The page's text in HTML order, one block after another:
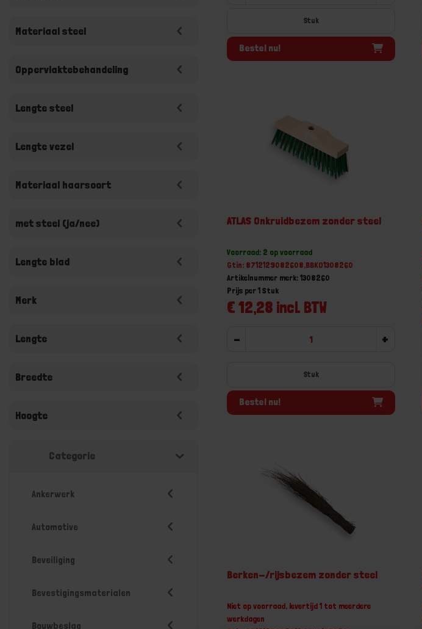
Materiaal steel
Oppervlaktebehandeling
Lengte steel
Lengte vezel
Materiaal haarsoort
met steel (ja/nee)
Lengte blad
Merk
Lengte
Breedte
Hoogte
Categorie
Ankerwerk
Automotive
Beveiliging
Bevestigingsmaterialen
Bouwbeslag
Stuk
Bestel nu!
ATLAS Onkruidbezem zonder steel
Voorraad: 2 op voorraad
Gtin: 8712129082608,BBKO1308260
Artikelnummer merk: 1308260
€ 12,28 incl. BTW
Prijs per 1 Stuk
- +
Stuk
Bestel nu!
Berken-/rijsbezem zonder steel
Niet op voorraad, levertijd 1 tot meerdere
werkdagen